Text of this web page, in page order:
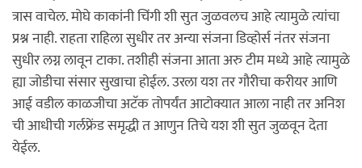
त्रास वाचेल. मोघे काकांनी चिंगी शी सुत जुळवलच आहे त्यामुळे त्यांचा
प्रश्न नाही. राहता राहिला सुधीर तर अन्या संजना डिव्होर्स नंतर संजना
सुधीर लग्न लावून टाका. तशीही संजना आता अरु टीम मध्ये आहे त्यामुळे
ह्या जोडीचा संसार सुखाचा होईल. उरला यश तर गौरीचा करीयर आणि
आई वडील काळजीचा अटॅक तोपर्यंत आटोक्यात आला नाही तर अनिश
ची आधीची गर्लफ्रेंड समृद्धी त आणुन तिचे यश शी सुत जुळवून देता
येईल.